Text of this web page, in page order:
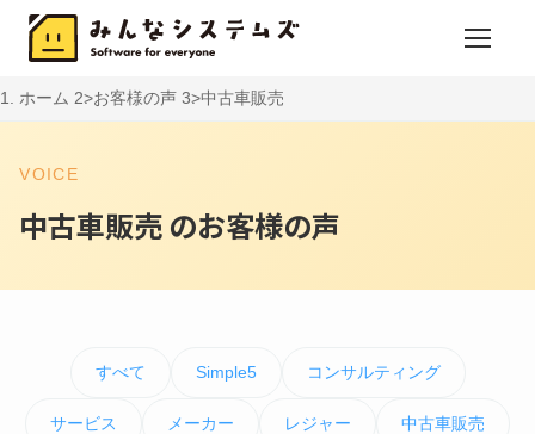
ホーム お客様の声 中古車販売
VOICE
中古車販売 のお客様の声
すべて Simple5 コンサルティング
サービス メーカー レジャー 中古車販売